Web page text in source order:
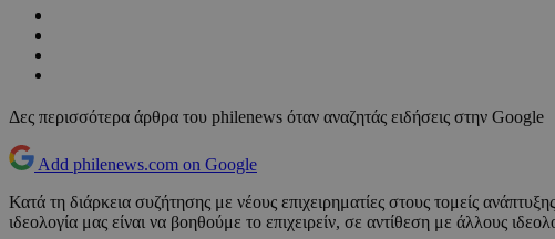
Δες περισσότερα άρθρα του philenews όταν αναζητάς ειδήσεις στην Google
Add philenews.com on Google
Κατά τη διάρκεια συζήτησης με νέους επιχειρηματίες στους τομείς
ιδεολογία μας είναι να βοηθούμε το επιχειρείν, σε αντίθεση με άλλους